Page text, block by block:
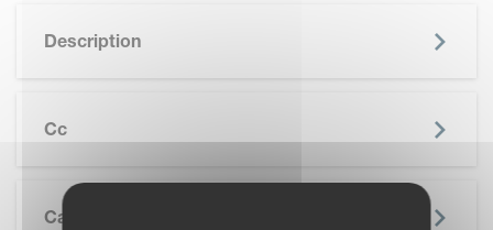
Description
Cc
Caractéristiques